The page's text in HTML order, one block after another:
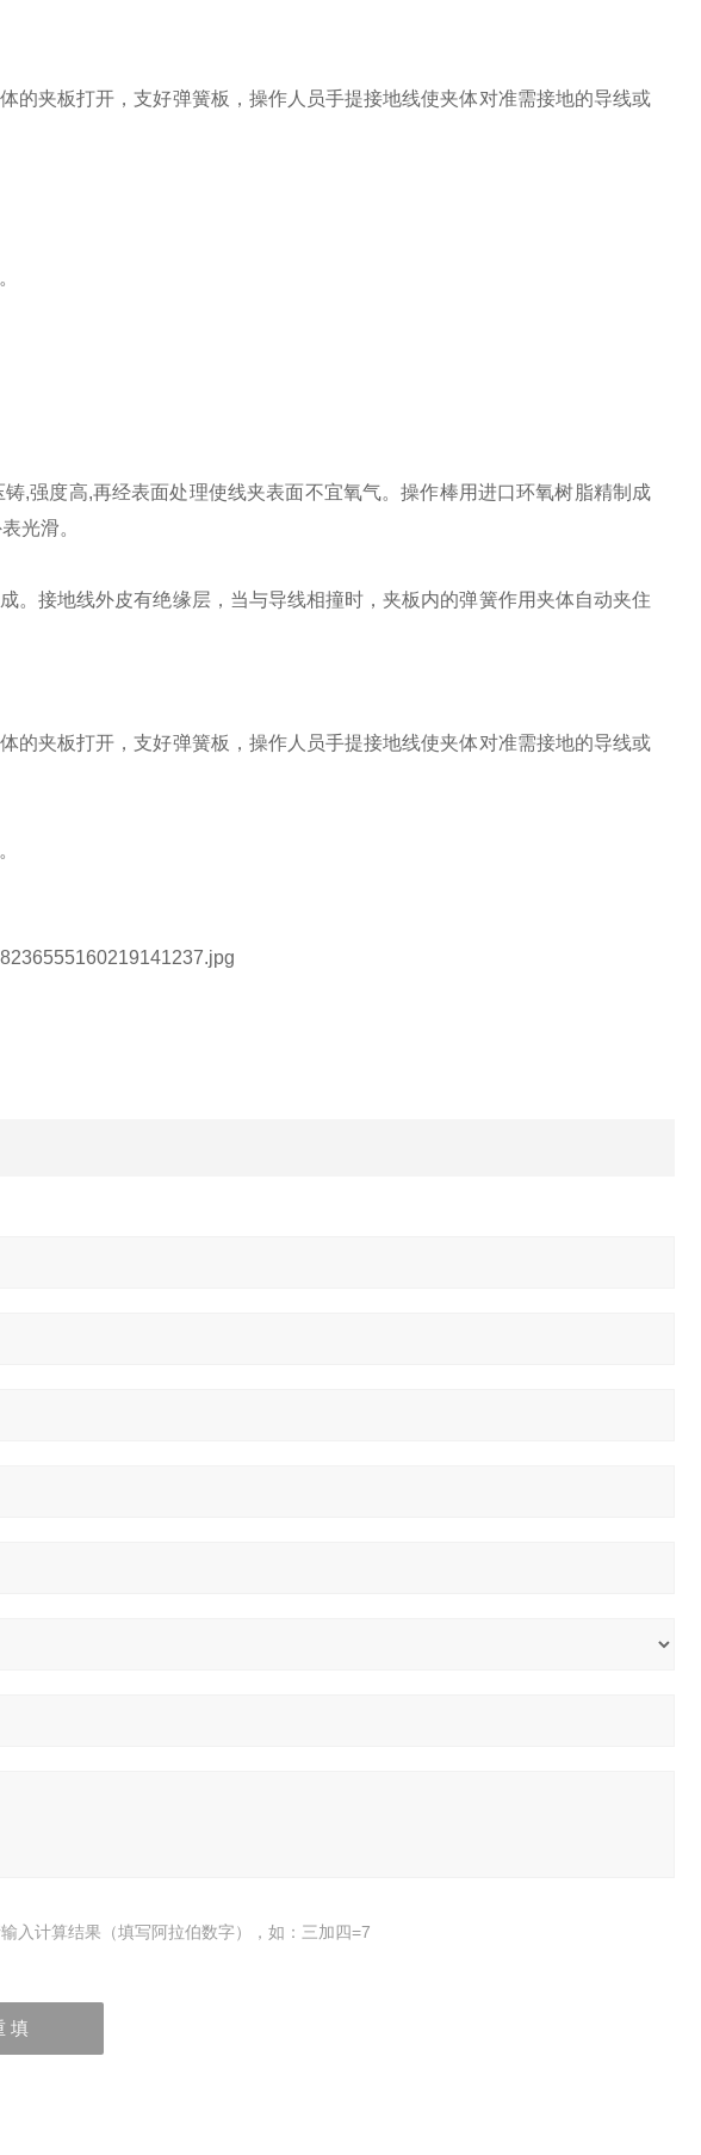
的夹板打开，支好弹簧板，操作人员手提接地线使夹体对准需接地的导线或
,强度高,再经表面处理使线夹表面不宜氧气。操作棒用进口环氧树脂精制成
光滑。
。接地线外皮有绝缘层，当与导线相撞时，夹板内的弹簧作用夹体自动夹住
的夹板打开，支好弹簧板，操作人员手提接地线使夹体对准需接地的导线或
入计算结果（填写阿拉伯数字），如：三加四=7